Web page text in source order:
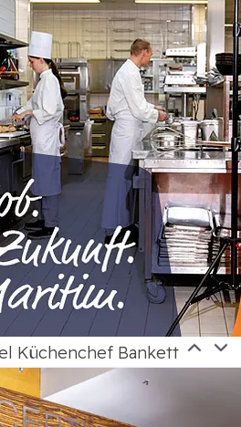
Küchenchef Bankett